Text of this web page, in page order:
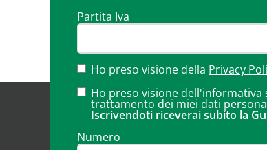
Partita Iva
Ho preso visione della Privacy
Ho preso visione dell'informativa
trattamento dei miei dati
Iscrivendoti riceverai subito la
Numero